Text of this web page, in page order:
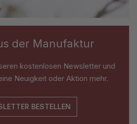
der Manufaktur
kostenlosen Newsletter und
Neuigkeit oder Aktion mehr.
BESTELLEN